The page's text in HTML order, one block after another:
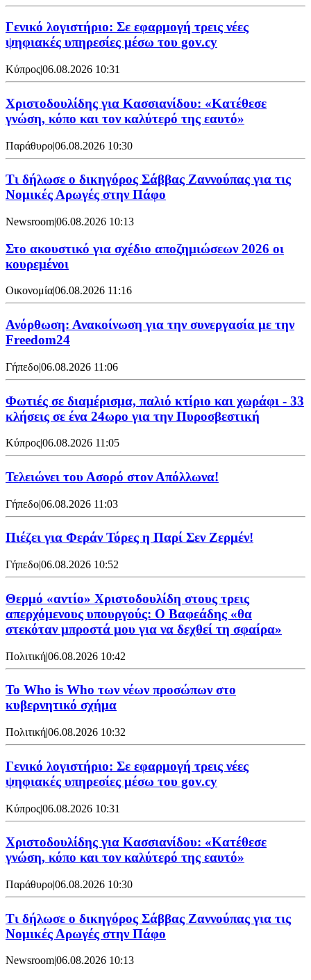
Γενικό λογιστήριο: Σε εφαρμογή τρεις νέες
ψηφιακές υπηρεσίες μέσω του gov.cy
Κύπρος|06.08.2026 10:31
Χριστοδουλίδης για Κασσιανίδου: «Κατέθεσε
γνώση, κόπο και τον καλύτερό της εαυτό»
Παράθυρο|06.08.2026 10:30
Τι δήλωσε ο δικηγόρος Σάββας Ζαννούπας για τις
Νομικές Αρωγές στην Πάφο
Newsroom|06.08.2026 10:13
Στο ακουστικό για σχέδιο αποζημιώσεων 2026 οι
κουρεμένοι
Οικονομία|06.08.2026 11:16
Ανόρθωση: Ανακοίνωση για την συνεργασία με την
Freedom24
Γήπεδο|06.08.2026 11:06
Φωτιές σε διαμέρισμα, παλιό κτίριο και χωράφι - 33
κλήσεις σε ένα 24ωρο για την Πυροσβεστική
Κύπρος|06.08.2026 11:05
Τελειώνει του Ασορό στον Απόλλωνα!
Γήπεδο|06.08.2026 11:03
Πιέζει για Φεράν Τόρες η Παρί Σεν Ζερμέν!
Γήπεδο|06.08.2026 10:52
Θερμό «αντίο» Χριστοδουλίδη στους τρεις
απερχόμενους υπουργούς: Ο Βαφεάδης «θα
στεκόταν μπροστά μου για να δεχθεί τη σφαίρα»
Πολιτική|06.08.2026 10:42
Το Who is Who των νέων προσώπων στο
κυβερνητικό σχήμα
Πολιτική|06.08.2026 10:32
Γενικό λογιστήριο: Σε εφαρμογή τρεις νέες
ψηφιακές υπηρεσίες μέσω του gov.cy
Κύπρος|06.08.2026 10:31
Χριστοδουλίδης για Κασσιανίδου: «Κατέθεσε
γνώση, κόπο και τον καλύτερό της εαυτό»
Παράθυρο|06.08.2026 10:30
Τι δήλωσε ο δικηγόρος Σάββας Ζαννούπας για τις
Νομικές Αρωγές στην Πάφο
Newsroom|06.08.2026 10:13